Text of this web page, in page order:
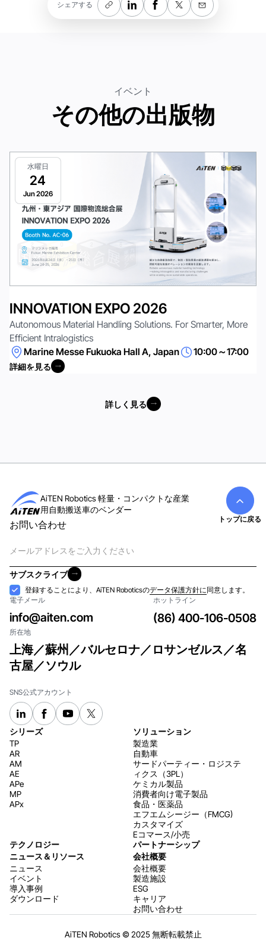
シェアする
イベント
その他の出版物
水曜日
24
Jun 2026
INNOVATION EXPO 2026
Autonomous Material Handling Solutions. For Smarter, More
Efficient Intralogistics
Marine Messe Fukuoka Hall A, Japan
10:00～17:00
詳細を見る
詳しく見る
AiTEN Robotics 軽量・コンパクトな産業
用自動搬送車のベンダー
お問い合わせ
子
メ
ー
ル
サブスクライブ
サブスクライブ
受
け
入
れ
登録することにより、AiTEN Roboticsのデータ保護方針に同意します。
電子メール
info@aiten.com
ホットライン
(86) 400-106-0508
所在地
上海／蘇州／バルセロナ／ロサンゼルス／名
古屋／ソウル
SNS公式アカウント
シリーズ
TP
AR
AM
AE
APe
MP
APx
ソリューション
製造業
自動車
サードパーティー・ロジステ
ィクス（3PL）
ケミカル製品
消費者向け電子製品
食品・医薬品
エフエムシージー（FMCG)
カスタマイズ
Eコマース/小売
テクノロジー
パートナーシップ
ニュース＆リソース
ニュース
イベント
導入事例
ダウンロード
会社概要
会社概要
製造施設
ESG
キャリア
お問い合わせ
AiTEN Robotics © 2025 無断転載禁止
トップに戻る